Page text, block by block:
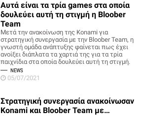
Αυτά είναι τα τρία games στα οποία
δουλεύει αυτή τη στιγμή η Bloober
Team
Μετά την ανακοίνωση της Konami για
στρατηγική συνεργασία με την Bloober Team, η
γνωστή ομάδα ανάπτυξης φαίνεται πως έχει
ανοίξει διάπλατα τα χαρτιά της για τα τρία
παιχνίδια στα οποία δουλεύει αυτή τη στιγμή.
NEWS
05/07/2021
Στρατηγική συνεργασία ανακοίνωσαν
Konami και Bloober Team με…